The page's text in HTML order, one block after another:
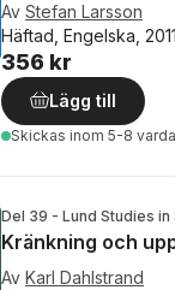
Av Stefan Larsson
Häftad, Engelska, 2011
356 kr
Lägg till
Skickas inom 5-8
Del 39 - Lund Studies
Kränkning och
Av Karl Dahlstrand